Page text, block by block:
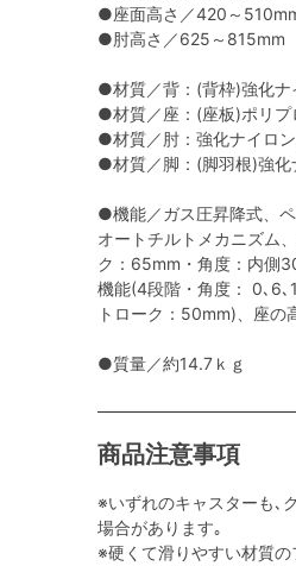
●座面高さ／420～
●肘高さ／625～815mm
●材質／背：(背枠)強化ナ
●材質／座：(座板)ポリプ
●材質／肘：強化ナイロ
●材質／脚：(脚羽根)強化
●機能／ガス圧昇降式、
オートチルトメカニズム
ク：65mm・角度：内側
機能(4段階・角度： 0､6､
トローク：50mm)、座
●質量／約14.7ｋｇ
商品注意事項
※いずれのキャスターも､
場合があります｡
※硬くて滑りやすい材質